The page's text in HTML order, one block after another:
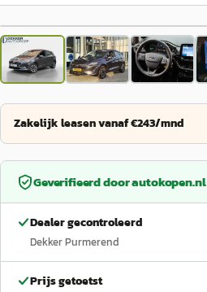
Zakelijk leasen vanaf €243/mnd
Geverifieerd doorautokopen.nl
Dealer gecontroleerd
Dekker Purmerend
Prijs getoetst